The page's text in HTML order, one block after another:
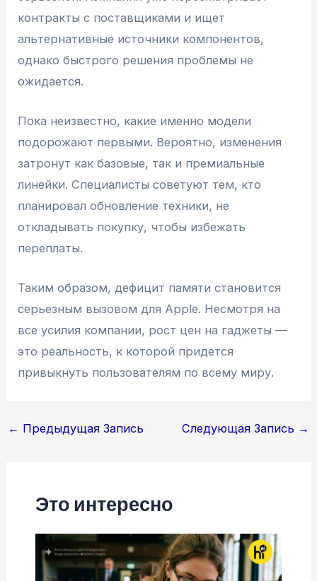
контракты с поставщиками и ищет
альтернативные источники компонентов,
однако быстрого решения проблемы не
ожидается.
Пока неизвестно, какие именно модели
подорожают первыми. Вероятно, изменения
затронут как базовые, так и премиальные
линейки. Специалисты советуют тем, кто
планировал обновление техники, не
откладывать покупку, чтобы избежать
переплаты.
Таким образом, дефицит памяти становится
серьезным вызовом для Apple. Несмотря на
все усилия компании, рост цен на гаджеты —
это реальность, к которой придется
привыкнуть пользователям по всему миру.
Навигация
← Предыдущая Запись Следующая Запись →
Это интересно